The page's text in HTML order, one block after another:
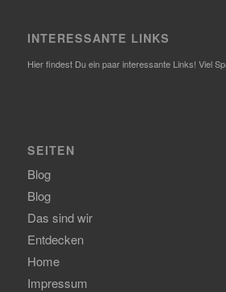
INTERESSANTE LINKS
Hier findest Du ein paar interessante Links! Viel
SEITEN
Blog
Blog
Das sind wir
Entdecken
Home
Impressum